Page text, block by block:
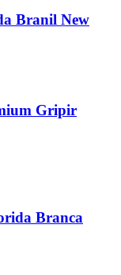
Branil New
Gripir
Branca